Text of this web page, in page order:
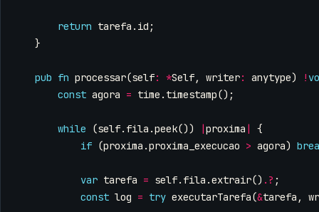
return tarefa . id ;
}
pub fn processar(self: *Self, writer: anytype) !
const agora = time . timestamp();
while (self. fila .peek()) |proxima |
{
if (proxima .proxima_execucao > agora)
var tarefa = self. fila .extrair(). ? ;
const log = try executarTarefa(&tarefa ,